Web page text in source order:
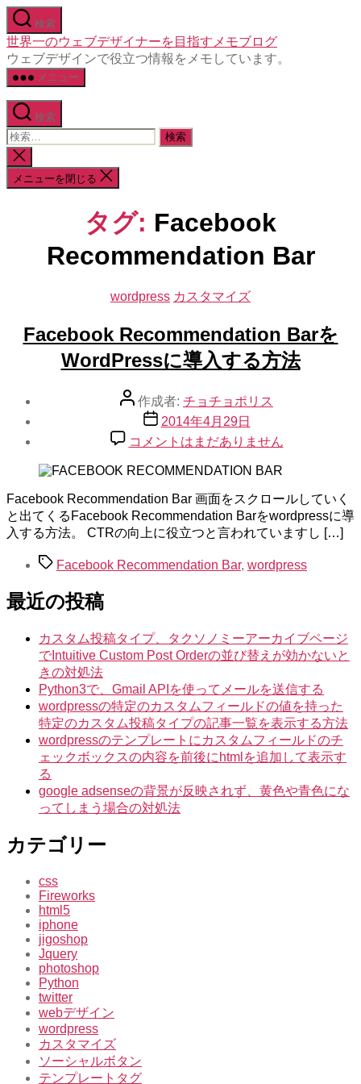
コ
ン
テ
ン
ツ
へ
ス
キ
ッ
プ
検索
世界一のウェブデザイナーを目指すメモブログ
ウェブデザインで役立つ情報をメモしています。
メニュー
検索
検
索
対
象:
検
索
を
メニューを閉じる
タグ: Facebook
Recommendation Bar
カ
ゴ
リ
ー
wordpress カスタマイズ
Facebook Recommendation Barを
WordPressに導入する方法
投
者
作成者: チョチョポリス
投
稿
日
2014年4月29日
Facebook
Recommendation
Bar
WordPress
に
導
す
へ
の
コメントはまだありません
Facebook Recommendation Bar 画面をスクロールしていく
と出てくるFacebook Recommendation Barをwordpressに導
入する方法。 CTRの向上に役立つと言われていますし […]
タ Facebook Recommendation Bar, wordpress
最近の投稿
カスタム投稿タイプ、タクソノミーアーカイブページ
でIntuitive Custom Post Orderの並び替えが効かないと
きの対処法
Python3で、Gmail APIを使ってメールを送信する
wordpressの特定のカスタムフィールドの値を持った
特定のカスタム投稿タイプの記事一覧を表示する方法
wordpressのテンプレートにカスタムフィールドのチ
ェックボックスの内容を前後にhtmlを追加して表示す
る
google adsenseの背景が反映されず、黄色や青色にな
ってしまう場合の対処法
カテゴリー
css
Fireworks
html5
iphone
jigoshop
Jquery
photoshop
Python
twitter
webデザイン
wordpress
カスタマイズ
ソーシャルボタン
テンプレートタグ